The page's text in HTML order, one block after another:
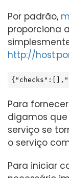
Por padrão,
proporciona
http://
{ "checks" :[],
Para
digamos
serviço se
o serviço
Para iniciar